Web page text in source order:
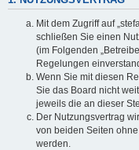
Mit dem Zugriff auf
schließen Sie einen
(im Folgenden
Regelungen
Wenn Sie mit diesen
Sie das Board nicht
jeweils die an dieser
Der Nutzungsvertrag
von beiden Seiten
werden.